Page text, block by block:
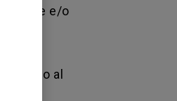
e/o
al
una